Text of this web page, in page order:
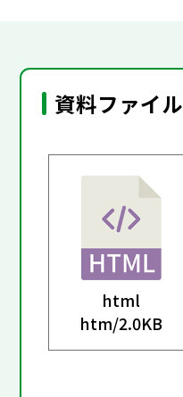
資料ファイル
html
htm/2.0KB